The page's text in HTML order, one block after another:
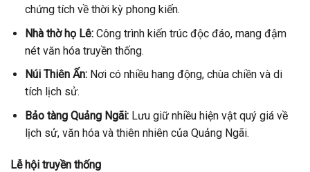
chứng tích về thời kỳ phong kiến.
Nhà thờ họ Lê:Công trình kiến trúc độc đáo, mang đậm
nét văn hóa truyền thống.
Núi Thiên Ấn:Nơi có nhiều hang động, chùa chiền và di
tích lịch sử.
Bảo tàng Quảng Ngãi:Lưu giữ nhiều hiện vật quý giá về
lịch sử, văn hóa và thiên nhiên của Quảng Ngãi.
Lễ hội truyền thống